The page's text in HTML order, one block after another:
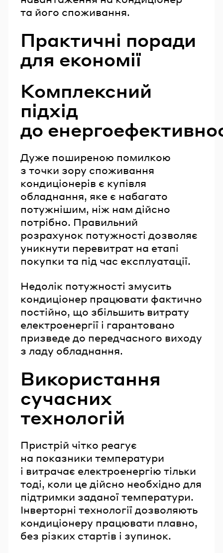
та його споживання.
Практичні поради
для економії
Комплексний
підхід
до
Дуже поширеною помилкою
з точки зору споживання
кондиціонерів є купівля
обладнання, яке є набагато
потужнішим, ніж нам дійсно
потрібно. Правильний
розрахунок потужності дозволяє
уникнути перевитрат на етапі
покупки та під час експлуатації.
Недолік потужності змусить
кондиціонер працювати фактично
постійно, що збільшить витрату
електроенергії і гарантовано
призведе до передчасного виходу
з ладу обладнання.
Використання
сучасних
технологій
Пристрій чітко реагує
на показники температури
і витрачає електроенергію тільки
тоді, коли це дійсно необхідно для
підтримки заданої температури.
Інверторні технології дозволяють
кондиціонеру працювати плавно,
без різких стартів і зупинок.